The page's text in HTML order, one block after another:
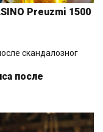
Preuzmi 1500
после